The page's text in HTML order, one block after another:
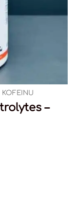
KOFEINU
–